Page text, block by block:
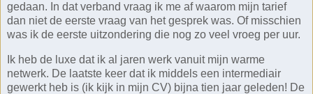
gedaan. In dat verband vraag ik me af waarom mijn tarief
dan niet de eerste vraag van het gesprek was. Of misschien
was ik de eerste uitzondering die nog zo veel vroeg per uur.
Ik heb de luxe dat ik al jaren werk vanuit mijn warme
netwerk. De laatste keer dat ik middels een intermediair
gewerkt heb is (ik kijk in mijn CV) bijna tien jaar geleden! De